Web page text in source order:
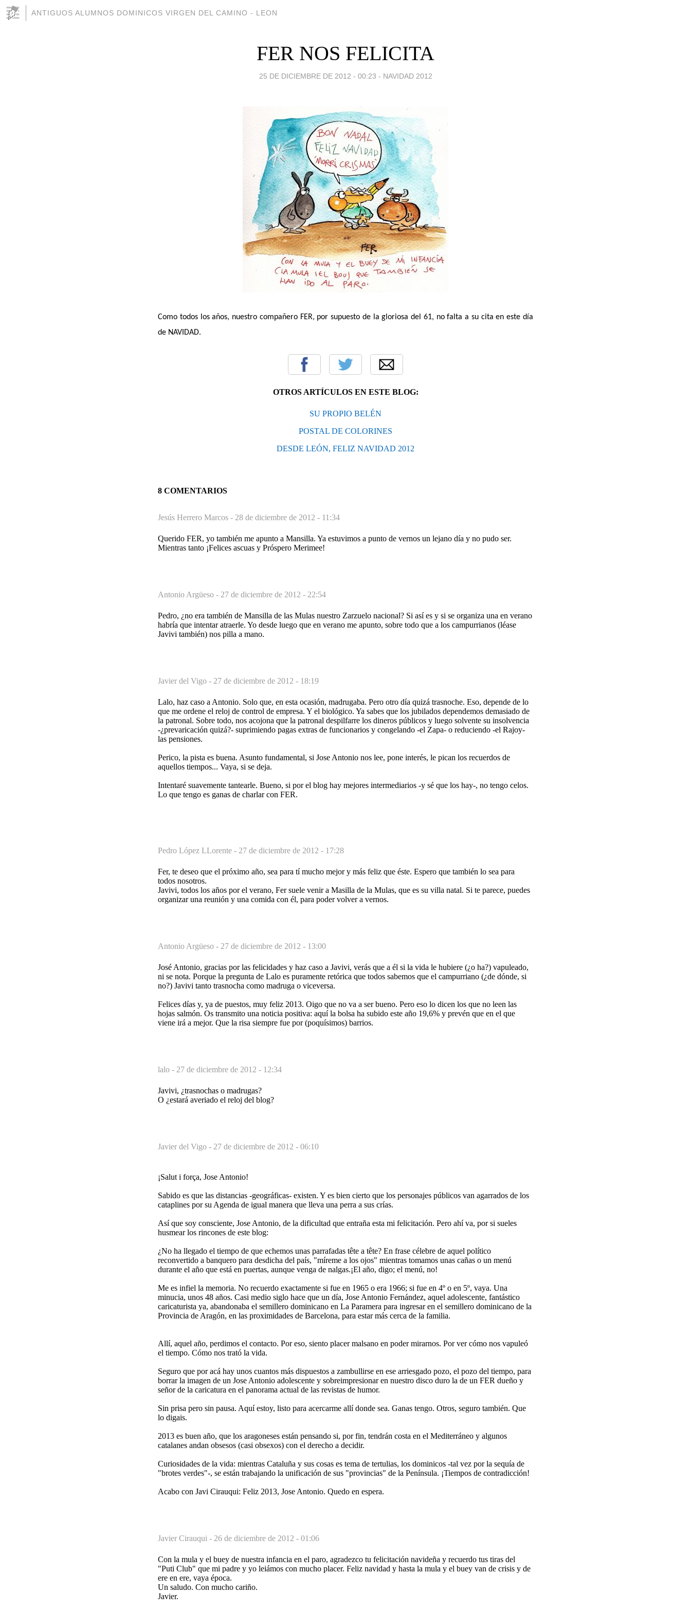
ANTIGUOS ALUMNOS DOMINICOS VIRGEN DEL CAMINO - LEON
FER NOS FELICITA
25 DE DICIEMBRE DE 2012 - 00:23 - NAVIDAD 2012
Como todos los años, nuestro compañero FER, por supuesto de la gloriosa del 61, no falta a su cita en este día
de NAVIDAD.
OTROS ARTÍCULOS EN ESTE BLOG:
SU PROPIO BELÉN
POSTAL DE COLORINES
DESDE LEÓN, FELIZ NAVIDAD 2012
8 COMENTARIOS
Jesús Herrero Marcos - 28 de diciembre de 2012 - 11:34
Querido FER, yo también me apunto a Mansilla. Ya estuvimos a punto de vernos un lejano día y no pudo ser.
Mientras tanto ¡Felices ascuas y Próspero Merimee!
Antonio Argüeso - 27 de diciembre de 2012 - 22:54
Pedro, ¿no era también de Mansilla de las Mulas nuestro Zarzuelo nacional? Si así es y si se organiza una en verano
habría que intentar atraerle. Yo desde luego que en verano me apunto, sobre todo que a los campurrianos (léase
Javivi también) nos pilla a mano.
Javier del Vigo - 27 de diciembre de 2012 - 18:19
Lalo, haz caso a Antonio. Solo que, en esta ocasión, madrugaba. Pero otro día quizá trasnoche. Eso, depende de lo
que me ordene el reloj de control de empresa. Y el biológico. Ya sabes que los jubilados dependemos demasiado de
la patronal. Sobre todo, nos acojona que la patronal despilfarre los dineros públicos y luego solvente su insolvencia
-¿prevaricación quizá?- suprimiendo pagas extras de funcionarios y congelando -el Zapa- o reduciendo -el Rajoy-
las pensiones.
Perico, la pista es buena. Asunto fundamental, si Jose Antonio nos lee, pone interés, le pican los recuerdos de
aquellos tiempos... Vaya, si se deja.
Intentaré suavemente tantearle. Bueno, si por el blog hay mejores intermediarios -y sé que los hay-, no tengo celos.
Lo que tengo es ganas de charlar con FER.
Pedro López LLorente - 27 de diciembre de 2012 - 17:28
Fer, te deseo que el próximo año, sea para tí mucho mejor y más feliz que éste. Espero que también lo sea para
todos nosotros.
Javivi, todos los años por el verano, Fer suele venir a Masilla de la Mulas, que es su villa natal. Si te parece, puedes
organizar una reunión y una comida con él, para poder volver a vernos.
Antonio Argüeso - 27 de diciembre de 2012 - 13:00
José Antonio, gracias por las felicidades y haz caso a Javivi, verás que a él si la vida le hubiere (¿o ha?) vapuleado,
ni se nota. Porque la pregunta de Lalo es puramente retórica que todos sabemos que el campurriano (¿de dónde, si
no?) Javivi tanto trasnocha como madruga o viceversa.
Felices días y, ya de puestos, muy feliz 2013. Oigo que no va a ser bueno. Pero eso lo dicen los que no leen las
hojas salmón. Os transmito una noticia positiva: aquí la bolsa ha subido este año 19,6% y prevén que en el que
viene irá a mejor. Que la risa siempre fue por (poquísimos) barrios.
lalo - 27 de diciembre de 2012 - 12:34
Javivi, ¿trasnochas o madrugas?
O ¿estará averiado el reloj del blog?
Javier del Vigo - 27 de diciembre de 2012 - 06:10
¡Salut i força, Jose Antonio!
Sabido es que las distancias -geográficas- existen. Y es bien cierto que los personajes públicos van agarrados de los
cataplines por su Agenda de igual manera que lleva una perra a sus crías.
Así que soy consciente, Jose Antonio, de la dificultad que entraña esta mi felicitación. Pero ahí va, por si sueles
husmear los rincones de este blog:
¿No ha llegado el tiempo de que echemos unas parrafadas tête a tête? En frase célebre de aquel político
reconvertido a banquero para desdicha del país, "míreme a los ojos" mientras tomamos unas cañas o un menú
durante el año que está en puertas, aunque venga de nalgas.¡El año, digo; el menú, no!
Me es infiel la memoria. No recuerdo exactamente si fue en 1965 o era 1966; si fue en 4º o en 5º, vaya. Una
minucia, unos 48 años. Casi medio siglo hace que un día, Jose Antonio Fernández, aquel adolescente, fantástico
caricaturista ya, abandonaba el semillero dominicano en La Paramera para ingresar en el semillero dominicano de la
Provincia de Aragón, en las proximidades de Barcelona, para estar más cerca de la familia.
Allí, aquel año, perdimos el contacto. Por eso, siento placer malsano en poder mirarnos. Por ver cómo nos vapuleó
el tiempo. Cómo nos trató la vida.
Seguro que por acá hay unos cuantos más dispuestos a zambullirse en ese arriesgado pozo, el pozo del tiempo, para
borrar la imagen de un Jose Antonio adolescente y sobreimpresionar en nuestro disco duro la de un FER dueño y
señor de la caricatura en el panorama actual de las revistas de humor.
Sin prisa pero sin pausa. Aquí estoy, listo para acercarme allí donde sea. Ganas tengo. Otros, seguro también. Que
lo digais.
2013 es buen año, que los aragoneses están pensando si, por fin, tendrán costa en el Mediterráneo y algunos
catalanes andan obsesos (casi obsexos) con el derecho a decidir.
Curiosidades de la vida: mientras Cataluña y sus cosas es tema de tertulias, los dominicos -tal vez por la sequía de
"brotes verdes"-, se están trabajando la unificación de sus "provincias" de la Península. ¡Tiempos de contradicción!
Acabo con Javi Cirauqui: Feliz 2013, Jose Antonio. Quedo en espera.
Javier Cirauqui - 26 de diciembre de 2012 - 01:06
Con la mula y el buey de nuestra infancia en el paro, agradezco tu felicitación navideña y recuerdo tus tiras del
"Puti Club" que mi padre y yo leiámos con mucho placer. Feliz navidad y hasta la mula y el buey van de crisis y de
ere en ere, vaya época.
Un saludo. Con mucho cariño.
Javier.